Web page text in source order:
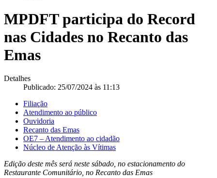
MPDFT participa do Record
nas Cidades no Recanto das
Emas
Detalhes
Publicado: 25/07/2024 às 11:13
Filiação
Atendimento ao público
Ouvidoria
Recanto das Emas
OE7 – Atendimento ao cidadão
Núcleo de Atenção às Vítimas
Edição deste mês será neste sábado, no estacionamento do
Restaurante Comunitário, no Recanto das Emas